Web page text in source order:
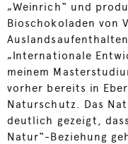
„Weinrich“ und
Bioschokoladen von
„Internationale
meinem
vorher bereits in
Naturschutz. Das
deutlich gezeigt,
Natur“-Beziehung